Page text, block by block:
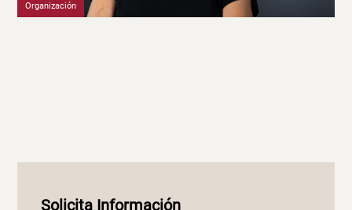
Organización
Solicita Información